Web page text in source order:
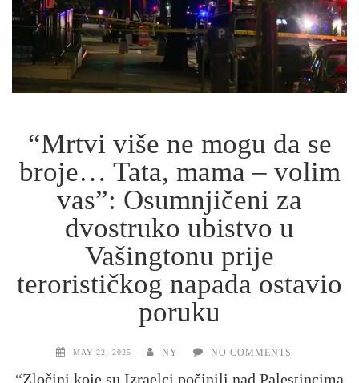
“Mrtvi više ne mogu da se
broje… Tata, mama – volim
vas”: Osumnjičeni za
dvostruko ubistvo u
Vašingtonu prije
terorističkog napada ostavio
poruku
MAY 22, 2025 NY NO COMMENTS
“Zločini koje su Izraelci počinili nad Palestincima